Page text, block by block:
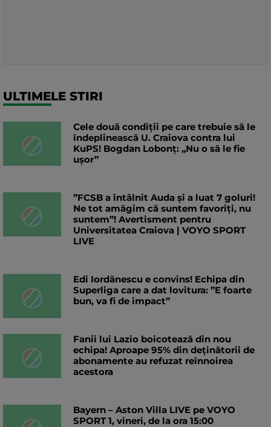
ULTIMELE STIRI
Cele două condiții pe care trebuie să le
îndeplinească U. Craiova contra lui
KuPS! Bogdan Lobonț: „Nu o să le fie
ușor”
”FCSB a întâlnit Auda și a luat 7 goluri!
Ne tot amăgim că suntem favoriți, nu
suntem”! Avertisment pentru
Universitatea Craiova | VOYO SPORT
LIVE
Edi Iordănescu e convins! Echipa din
Superliga care a dat lovitura: ”E foarte
bun, va fi de impact”
Fanii lui Lazio boicotează din nou
echipa! Aproape 95% din deținătorii de
abonamente au refuzat reînnoirea
acestora
Bayern – Aston Villa LIVE pe VOYO
SPORT 1, vineri, de la ora 15:00